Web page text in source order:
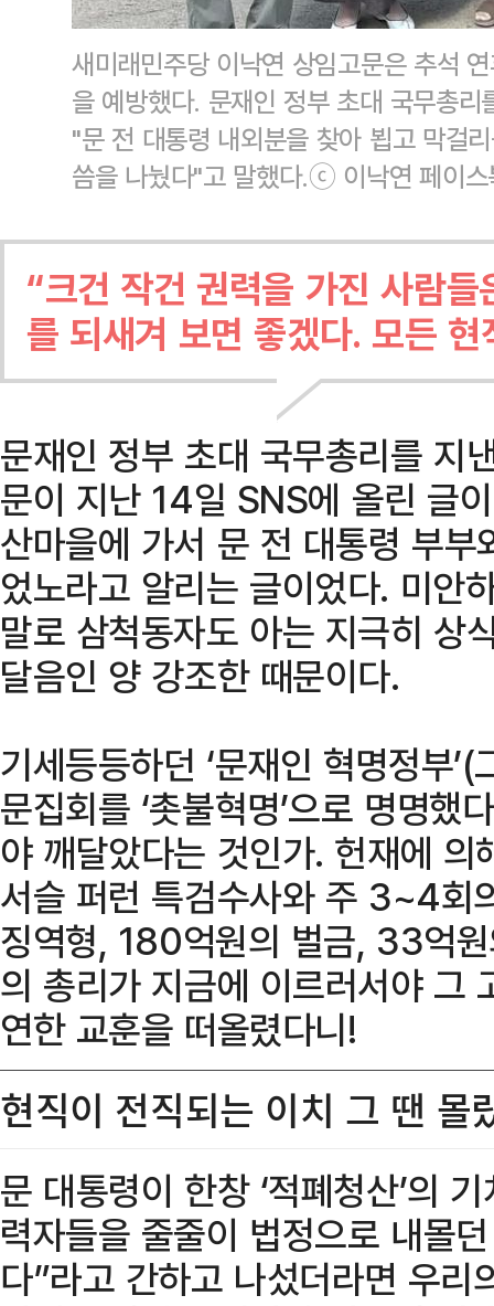
새미래민주당 이낙연 상임고문은 추석
을 예방했다. 문재인 정부 초대 국무총
"문 전 대통령 내외분을 찾아 뵙고 막걸
씀을 나눴다"고 말했다.ⓒ 이낙연 페이스
“크건 작건 권력을 가진 사람
를 되새겨 보면 좋겠다. 모든
문재인 정부 초대 국무총리를 지
문이 지난 14일 SNS에 올린 글
산마을에 가서 문 전 대통령 부
었노라고 알리는 글이었다. 미안
말로 삼척동자도 아는 지극히 상
달음인 양 강조한 때문이다.
기세등등하던 ‘문재인 혁명정부
문집회를 ‘촛불혁명’으로 명명
야 깨달았다는 것인가. 헌재에 의
서슬 퍼런 특검수사와 주 3~4회
징역형, 180억원의 벌금, 33억
의 총리가 지금에 이르러서야 그
연한 교훈을 떠올렸다니!
현직이 전직되는 이치 그 땐 몰
문 대통령이 한창 ‘적폐청산’의
력자들을 줄줄이 법정으로 내몰
다”라고 간하고 나섰더라면 우